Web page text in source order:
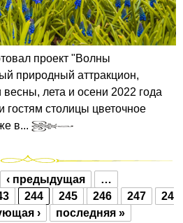
проект "Волны
природный аттракцион,
лета и осени 2022 года
гостям столицы цветочное
в...
‹ предыдущая
…
244 245 246 247
24
› последняя »